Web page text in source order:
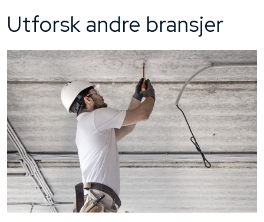
Utforsk andre bransjer